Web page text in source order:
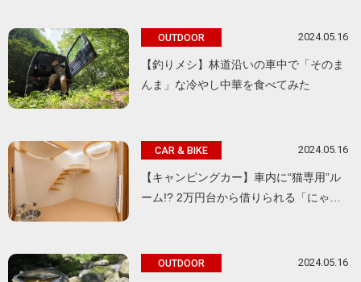
OUTDOOR 2024.05.16
【釣りメシ】林道沿いの車中で「そのま
んま」な冷やし中華を食べてみた
CAR & BIKE 2024.05.16
【キャンピングカー】車内に“猫専用”ル
ーム!? 2万円台から借りられる「にゃ…
OUTDOOR 2024.05.16